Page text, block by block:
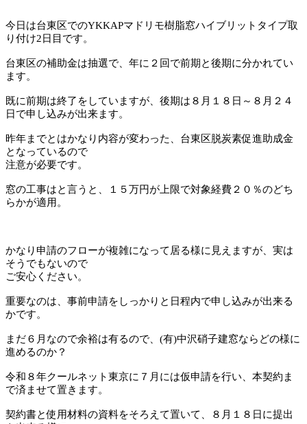
今日は台東区でのYKKAPマドリモ樹脂窓ハイブリットタイプ取
り付け2日目です。
台東区の補助金は抽選で、年に２回で前期と後期に分かれてい
ます。
既に前期は終了をしていますが、後期は８月１８日～８月２４
日で申し込みが出来ます。
昨年までとはかなり内容が変わった、台東区脱炭素促進助成金
となっているので
注意が必要です。
窓の工事はと言うと、１５万円が上限で対象経費２０％のどち
らかが適用。
かなり申請のフローが複雑になって居る様に見えますが、実は
そうでもないので
ご安心ください。
重要なのは、事前申請をしっかりと日程内で申し込みが出来る
かです。
まだ６月なので余裕は有るので、(有)中沢硝子建窓ならどの様に
進めるのか？
令和８年クールネット東京に７月には仮申請を行い、本契約ま
で済ませて置きます。
契約書と使用材料の資料をそろえて置いて、８月１８日に提出